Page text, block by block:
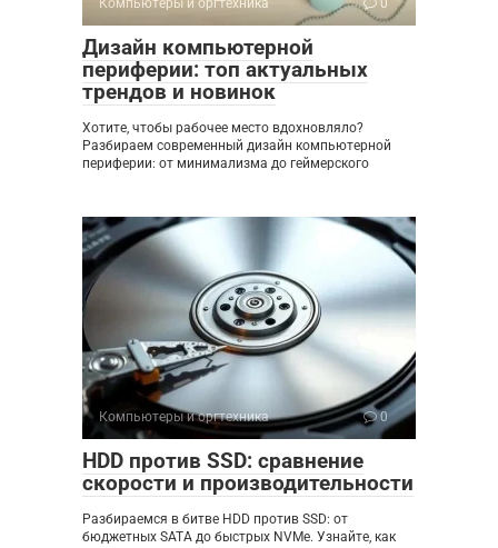
Компьютеры и оргтехника 0
Дизайн компьютерной
периферии: топ актуальных
трендов и новинок
Хотите, чтобы рабочее место вдохновляло?
Разбираем современный дизайн компьютерной
периферии: от минимализма до геймерского
Компьютеры и оргтехника 0
HDD против SSD: сравнение
скорости и производительности
Разбираемся в битве HDD против SSD: от
бюджетных SATA до быстрых NVMe. Узнайте, как